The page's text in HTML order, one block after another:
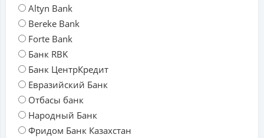
Altyn Bank
Bereke Bank
Forte Bank
Банк RBK
Банк ЦентрКредит
Евразийский Банк
Отбасы банк
Народный Банк
Фридом Банк Казахстан